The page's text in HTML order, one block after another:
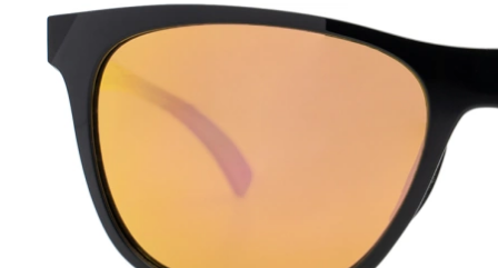
Ширина
42 mm
Высота линзы
56 mm
Ширина линзы
Ширина